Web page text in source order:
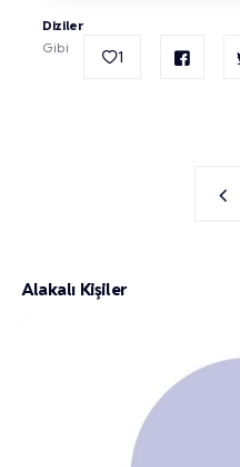
Diziler
Gibi
1
Alakalı Kişiler